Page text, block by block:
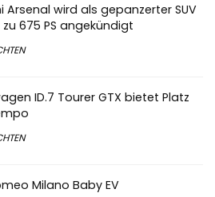
Arsenal wird als gepanzerter SUV
675 PS angekündigt
ID.7 Tourer GTX bietet Platz
Milano Baby EV